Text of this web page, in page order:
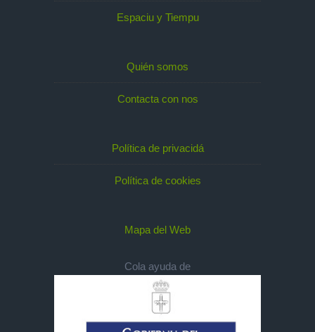
Espaciu y Tiempu
Quién somos
Contacta con nos
Política de privacidá
Política de cookies
Mapa del Web
Cola ayuda de